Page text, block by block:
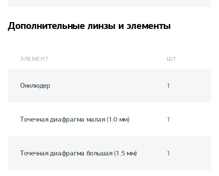
Дополнительные линзы и элементы
ЭЛЕМЕНТ ШТ.
Окклюдер 1
Точечная диафрагма малая (1.0 мм) 1
Точечная диафрагма большая (1.5 мм) 1